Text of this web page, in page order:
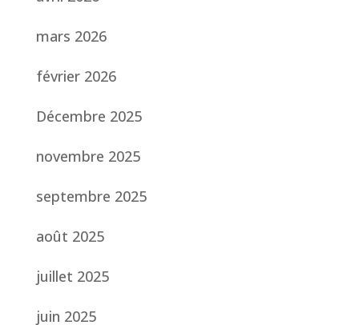
mars 2026
février 2026
Décembre 2025
novembre 2025
septembre 2025
août 2025
juillet 2025
juin 2025